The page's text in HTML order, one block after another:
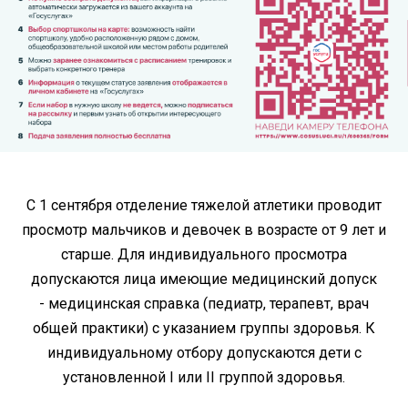
С 1 сентября отделение тяжелой атлетики проводит
просмотр мальчиков и девочек в возрасте от 9 лет и
старше. Для индивидуального просмотра
допускаются лица имеющие медицинский допуск
- медицинская справка (педиатр, терапевт, врач
общей практики) с указанием группы здоровья. К
индивидуальному отбору допускаются дети с
установленной I или II группой здоровья.